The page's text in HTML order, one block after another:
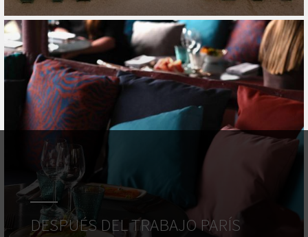
DESPUÉS DEL TRABAJO PARÍS